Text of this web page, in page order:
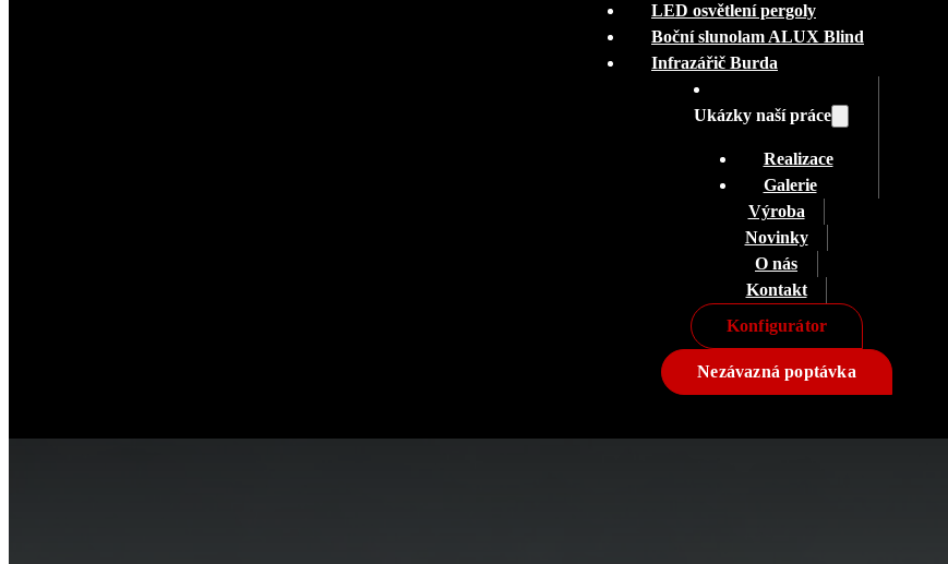
LED osvětlení pergoly
Boční slunolam ALUX Blind
Infrazářič Burda
Ukázky naší práce
Realizace
Galerie
Výroba
Novinky
O nás
Kontakt
Konfigurátor
Nezávazná poptávka